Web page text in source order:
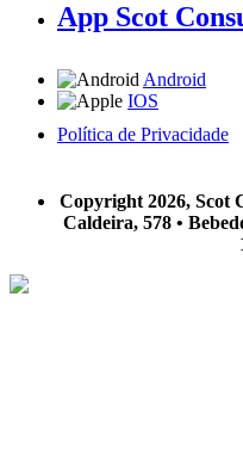
App Scot
Android
IOS
Política de Privacidade
Copyright 2026, Scot
Caldeira, 578 •